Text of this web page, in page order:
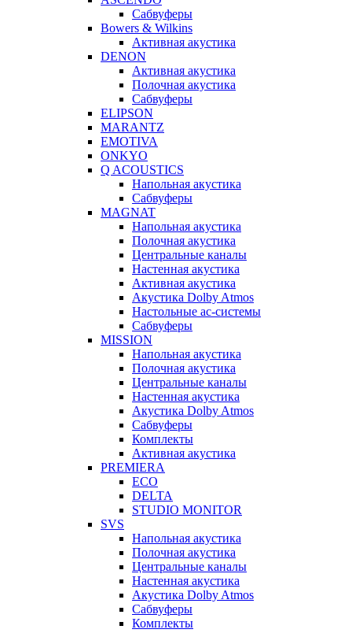
Сабвуферы
Bowers & Wilkins
Активная акустика
DENON
Активная акустика
Полочная акустика
Сабвуферы
ELIPSON
MARANTZ
EMOTIVA
ONKYO
Q ACOUSTICS
Напольная акустика
Сабвуферы
MAGNAT
Напольная акустика
Полочная акустика
Центральные каналы
Настенная акустика
Активная акустика
Акустика Dolby Atmos
Настольные ас-системы
Сабвуферы
MISSION
Напольная акустика
Полочная акустика
Центральные каналы
Настенная акустика
Акустика Dolby Atmos
Сабвуферы
Комплекты
Активная акустика
PREMIERA
ECO
DELTA
STUDIO MONITOR
SVS
Напольная акустика
Полочная акустика
Центральные каналы
Настенная акустика
Акустика Dolby Atmos
Сабвуферы
Комплекты